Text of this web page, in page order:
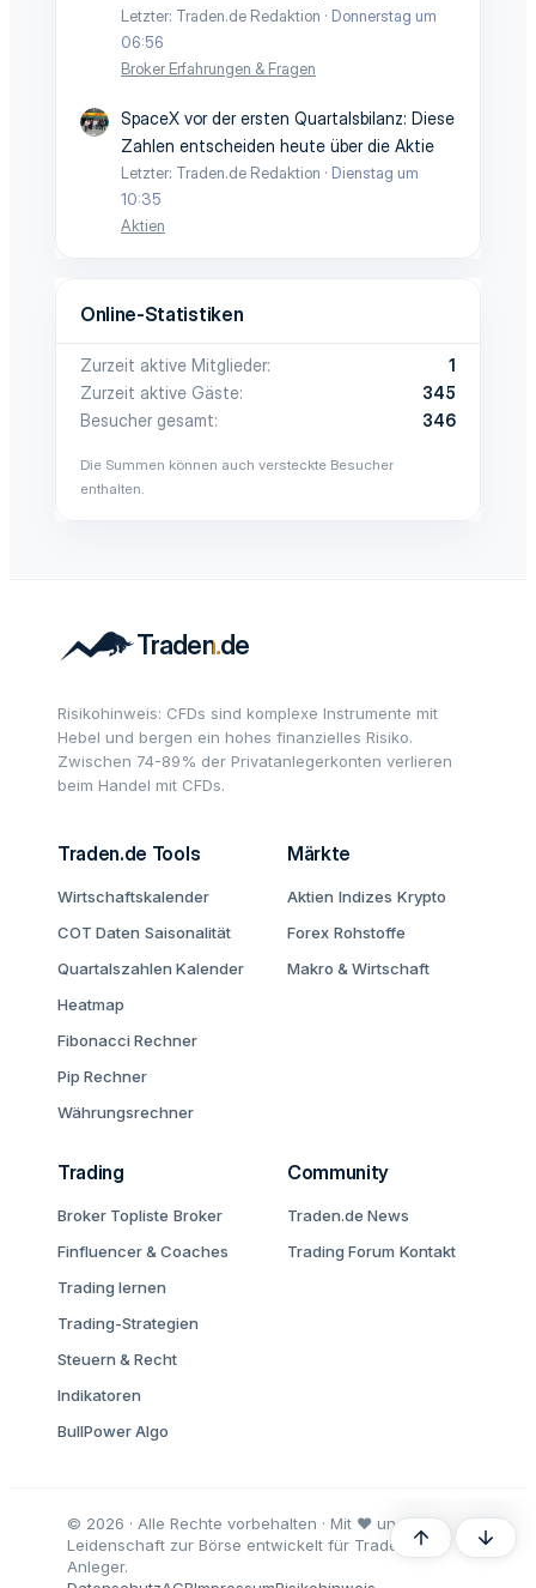
Letzter: Traden.de Redaktion
Donnerstag um
06:56
Broker Erfahrungen & Fragen
SpaceX vor der ersten Quartalsbilanz: Diese
Zahlen entscheiden heute über die Aktie
Letzter: Traden.de Redaktion
Dienstag um
10:35
Aktien
Online-Statistiken
Zurzeit aktive Mitglieder
1
Zurzeit aktive Gäste
345
Besucher gesamt
346
Die Summen können auch versteckte Besucher
enthalten.
Risikohinweis: CFDs sind komplexe Instrumente mit
Hebel und bergen ein hohes finanzielles Risiko.
Zwischen 74-89% der Privatanlegerkonten verlieren
beim Handel mit CFDs.
Traden.de Tools
Wirtschaftskalender
COT Daten Saisonalität
Quartalszahlen Kalender
Heatmap
Fibonacci Rechner
Pip Rechner
Währungsrechner
Märkte
Aktien Indizes Krypto
Forex Rohstoffe
Makro & Wirtschaft
Trading
Broker Topliste Broker
Finfluencer & Coaches
Trading lernen
Trading-Strategien
Steuern & Recht
Indikatoren
BullPower Algo
Community
Traden.de News
Trading Forum Kontakt
© 2026 · Alle Rechte vorbehalten · Mit ♥ und
Leidenschaft zur Börse entwickelt für Trader und
Anleger.
Oben Unten